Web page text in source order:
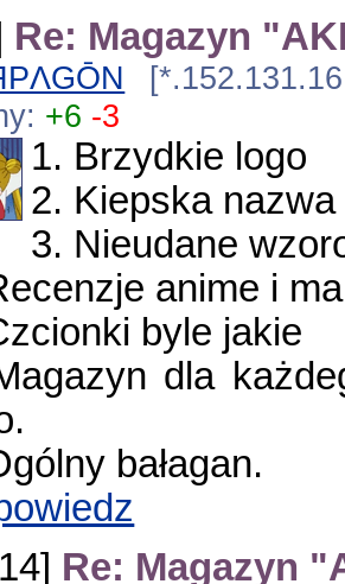
Re: Magazyn
+6 -3
1. Brzydkie logo
2. Kiepska nazwa
3. Nieudane
anime i
byle jakie
dla
bałagan.
Re: Magazyn